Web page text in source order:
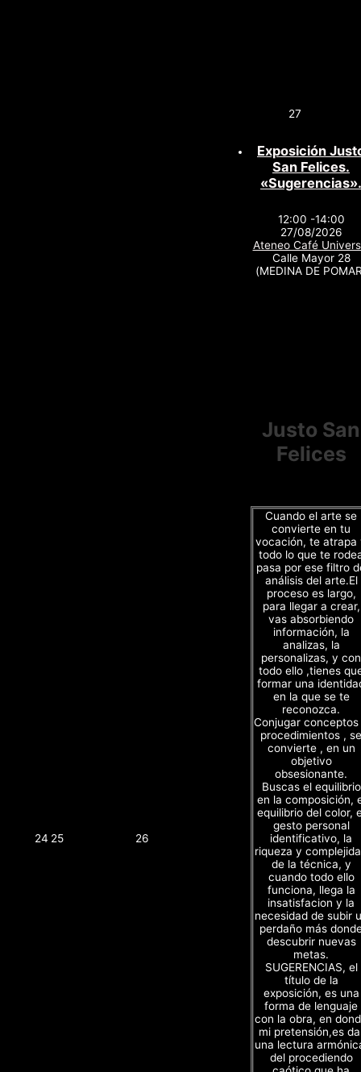
24 25 26
27
Exposición
San Felices.
«Sugerencias».
12:00 -14:00
27/08/2026
Ateneo Café
Calle Mayor 28
(MEDINA DE
Justo San
Felices
Cuando el arte se
convierte en tu
vocación, te atrapa
todo lo que te
pasa por ese filtro
análisis del arte.El
proceso es largo,
para llegar a crear,
vas absorbiendo
información, la
analizas, la
personalizas, y con
todo ello ,tienes
formar una
en la que se te
reconozca.
Conjugar
procedimientos , se
convierte , en un
objetivo
obsesionante.
Buscas el equilibrio
en la composición,
equilibrio del color,
gesto personal
identificativo, la
riqueza y
de la técnica, y
cuando todo ello
funciona, llega la
insatisfacion y la
necesidad de subir
perdaño más
descubrir nuevas
metas.
SUGERENCIAS, el
título de la
exposición, es una
forma de lenguaje
con la obra, en
mi pretensión,es
una lectura
del procediendo